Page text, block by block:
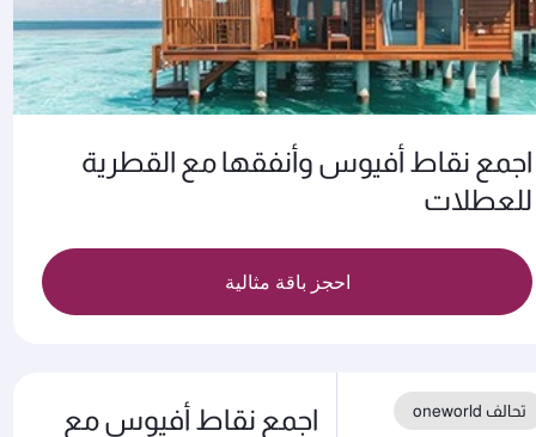
اجمع نقاط أفيوس وأنفقها مع القطرية
للعطلات
احجز باقة مثالية
تحالف oneworld
اجمع نقاط أفيوس مع